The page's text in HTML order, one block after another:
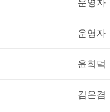
운영자
운영자
윤희덕
김은겸